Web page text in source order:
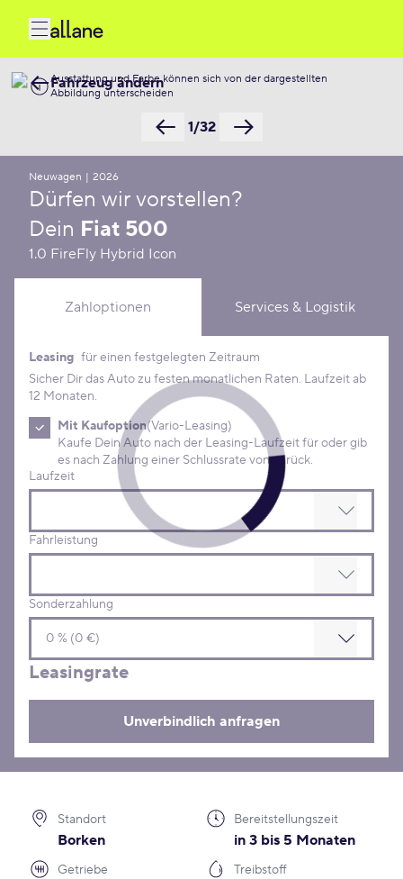
Ausstattung und Farbe können sich von der dargestellten
Abbildung unterscheiden
1/32
Fahrzeug ändern
Neuwagen | 2026
Dürfen wir vorstellen?
Dein Fiat 500
1.0 FireFly Hybrid Icon
Zahloptionen Services & Logistik
Leasing Konditionen
Leasing für einen festgelegten Zeitraum
Sicher Dir das Auto zu festen monatlichen Raten. Laufzeit ab
12 Monaten.
Mit Kaufoption(Vario-Leasing)
Kaufe Dein Auto nach der Leasing-Laufzeit für oder gib
es nach Zahlung einer Schlussrate von zurück.
Laufzeit
Fahrleistung
Sonderzahlung
Leasingrate
Unverbindlich anfragen
Standort
Borken
Bereitstellungszeit
in 3 bis 5 Monaten
Getriebe Treibstoff